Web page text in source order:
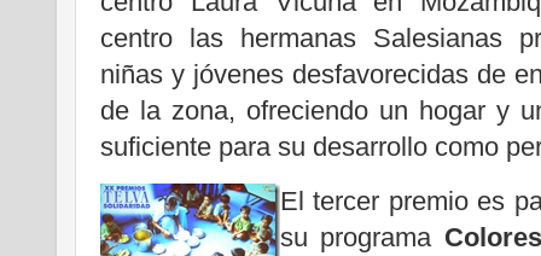
centro las hermanas Salesianas
niñas y jóvenes desfavorecidas de
de la zona, ofreciendo un hogar y
suficiente para su desarrollo como
El tercer premio es
su programa